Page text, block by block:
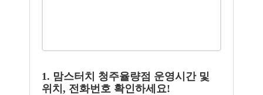
1. 맘스터치 청주율량점 운영시간 및
위치, 전화번호 확인하세요!